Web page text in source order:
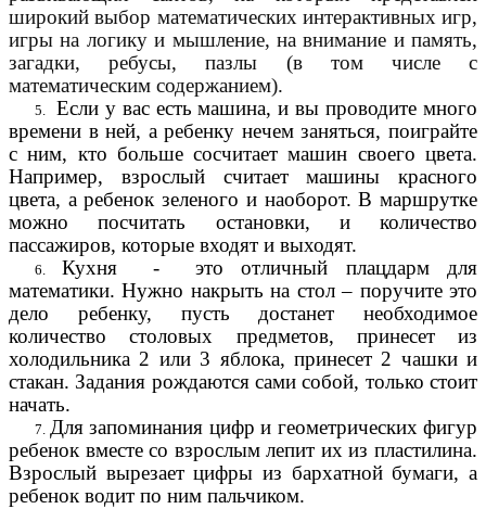
широкий выбор математических интерактивных игр,
игры на логику и мышление, на внимание и память,
загадки, ребусы, пазлы (в том числе с
математическим содержанием).
Если у вас есть машина, и вы проводите много
времени в ней, а ребенку нечем заняться, поиграйте
с ним, кто больше сосчитает машин своего цвета.
Например, взрослый считает машины красного
цвета, а ребенок зеленого и наоборот. В маршрутке
можно посчитать остановки, и количество
пассажиров, которые входят и выходят.
Кухня - это отличный плацдарм для
математики. Нужно накрыть на стол – поручите это
дело ребенку, пусть достанет необходимое
количество столовых предметов, принесет из
холодильника 2 или 3 яблока, принесет 2 чашки и
стакан. Задания рождаются сами собой, только стоит
начать.
Для запоминания цифр и геометрических фигур
ребенок вместе со взрослым лепит их из пластилина.
Взрослый вырезает цифры из бархатной бумаги, а
ребенок водит по ним пальчиком.